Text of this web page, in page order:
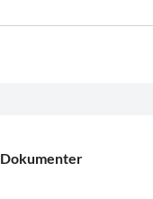
Dokumenter